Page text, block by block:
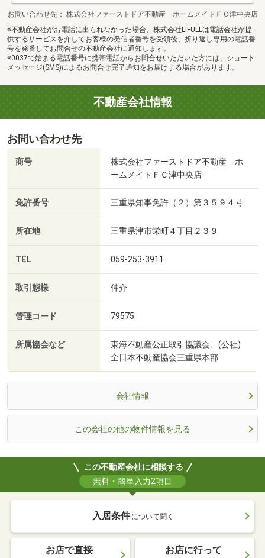
お問い合わせ先
株式会社ファーストドア不動産 ホームメイトＦＣ津中央店
※不動産会社がお電話に出られなかった場合、株式会社LIFULLは電話会社が提
供するサービスを介してお客様の発信者番号を受領後、折り返し専用の電話番
号を発番してお問合せの不動産会社に通知します。
※0037で始まる電話番号に携帯電話からお問合せいただいた方には、ショート
メッセージ(SMS)によるお問合せ完了通知をお届けする場合があります。
不動産会社情報
お問い合わせ先
商号
株式会社ファーストドア不動産 ホ
ームメイトＦＣ津中央店
免許番号 三重県知事免許（２）第３５９４号
所在地 三重県津市栄町４丁目２３９
TEL 059-253-3911
取引態様 仲介
管理コード 79575
所属協会など
東海不動産公正取引協議会、(公社)
全日本不動産協会三重県本部
会社情報
この会社の他の物件情報を見る
この不動産会社に相談する
無料・簡単入力2項目
入居条件 について聞く
お店で直接 お店に行って